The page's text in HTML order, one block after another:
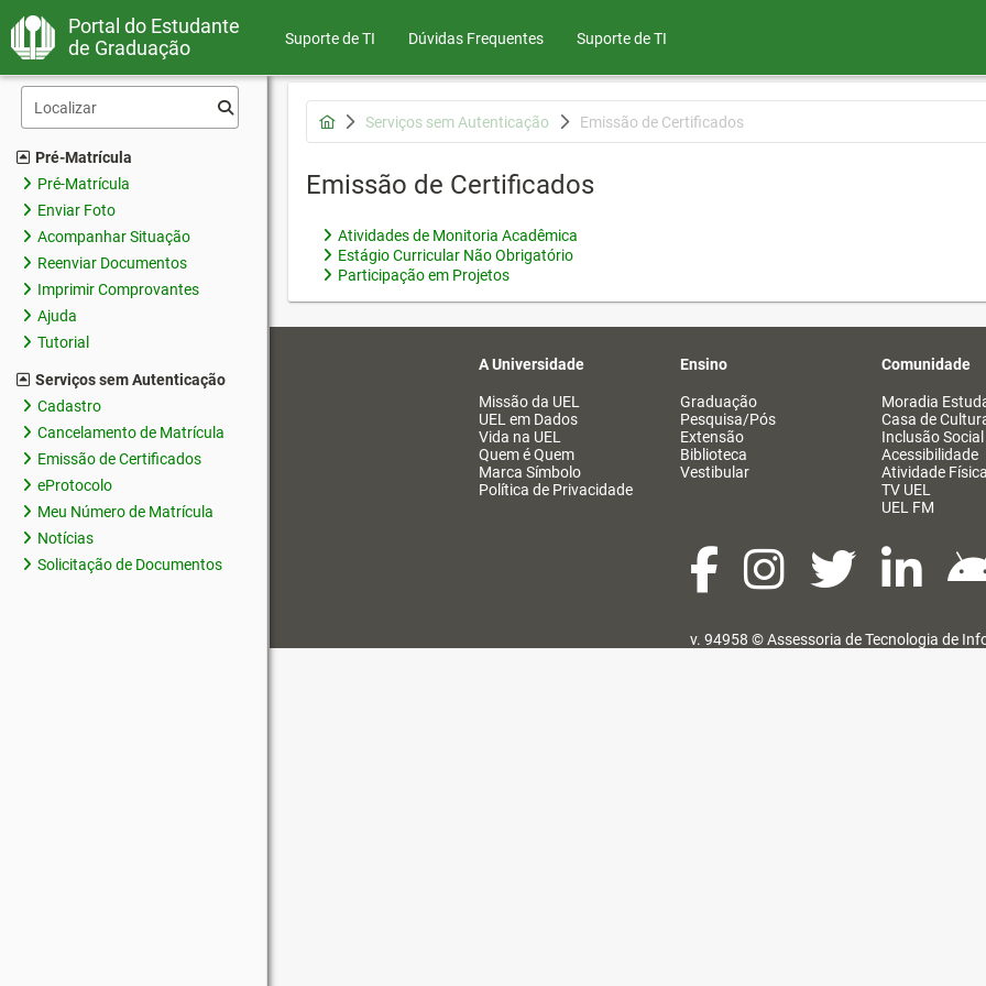
Portal do Estudante
de Graduação
Suporte de TI Dúvidas Frequentes Suporte de TI
Pré-Matrícula
Pré-Matrícula
Enviar Foto
Acompanhar Situação
Reenviar Documentos
Imprimir Comprovantes
Ajuda
Tutorial
Serviços sem Autenticação
Cadastro
Cancelamento de Matrícula
Emissão de Certificados
eProtocolo
Meu Número de Matrícula
Notícias
Solicitação de Documentos
Serviços sem Autenticação Emissão de Certificados
Emissão de Certificados
Atividades de Monitoria Acadêmica
Estágio Curricular Não Obrigatório
Participação em Projetos
A Universidade
Missão da UEL
UEL em Dados
Vida na UEL
Quem é Quem
Marca Símbolo
Política de Privacidade
Ensino
Graduação
Pesquisa/Pós
Extensão
Biblioteca
Vestibular
Comunidade
Moradia
Casa de
Inclusão Social
Acessibilidade
Atividade Física
TV UEL
UEL FM
v. 94958 ©Assessoria de Tecnologia de